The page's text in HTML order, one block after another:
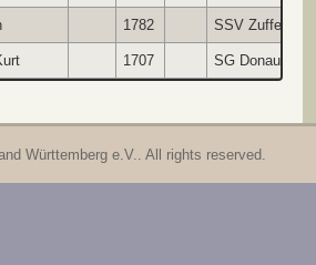
1782 SSV
1707 SG Donautal
Württemberg e.V.. All rights reserved.